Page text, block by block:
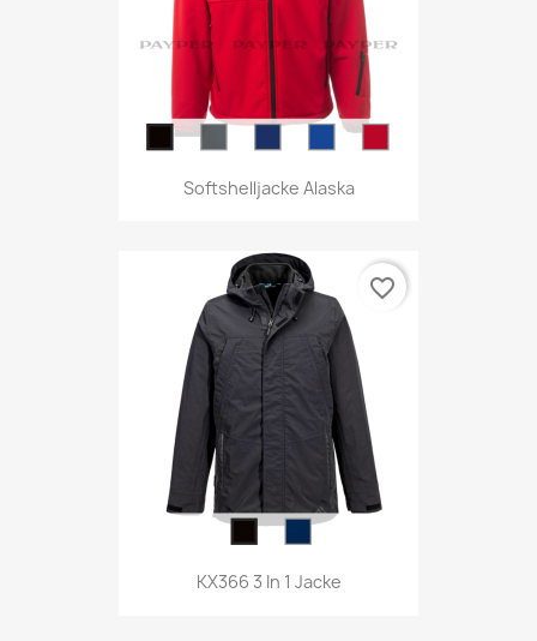
Softshelljacke Alaska
KX366 3 In 1 Jacke
favorite_border